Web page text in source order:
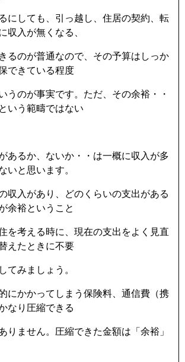
にしても、引っ越し、住居の契約、転
収入が無くなる、
るのが普通なので、その予算はしっか
できている程度
うのが事実です。ただ、その余裕・・
いう範疇ではない
あるか、ないか・・は一概に収入が多
いと思います。
収入があり、どのくらいの支出がある
余裕ということ
を考える時に、現在の支出をよく見直
えたときに不要
てみましょう。
にかかってしまう保険料、通信費（携
なり圧縮できる
りません。圧縮できた金額は「余裕」